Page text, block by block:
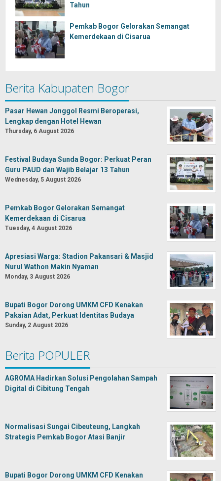
Tahun
Pemkab Bogor Gelorakan Semangat
Kemerdekaan di Cisarua
Berita Kabupaten Bogor
Pasar Hewan Jonggol Resmi Beroperasi,
Lengkap dengan Hotel Hewan
Thursday, 6 August 2026
Festival Budaya Sunda Bogor: Perkuat Peran
Guru PAUD dan Wajib Belajar 13 Tahun
Wednesday, 5 August 2026
Pemkab Bogor Gelorakan Semangat
Kemerdekaan di Cisarua
Tuesday, 4 August 2026
Apresiasi Warga: Stadion Pakansari & Masjid
Nurul Wathon Makin Nyaman
Monday, 3 August 2026
Bupati Bogor Dorong UMKM CFD Kenakan
Pakaian Adat, Perkuat Identitas Budaya
Sunday, 2 August 2026
Berita POPULER
AGROMA Hadirkan Solusi Pengolahan Sampah
Digital di Cibitung Tengah
Normalisasi Sungai Cibeuteung, Langkah
Strategis Pemkab Bogor Atasi Banjir
Bupati Bogor Dorong UMKM CFD Kenakan